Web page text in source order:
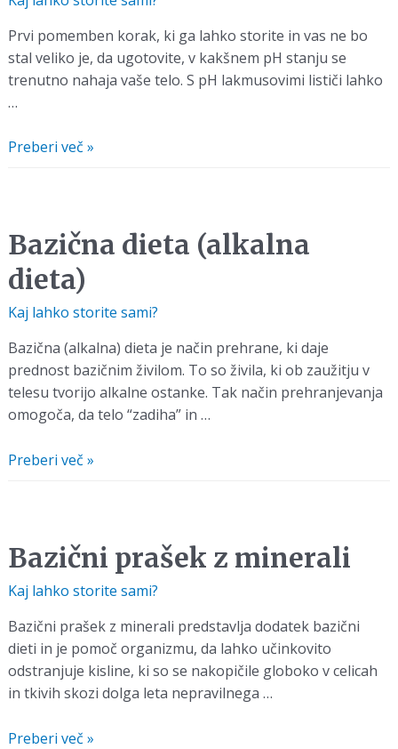
Prvi pomemben korak, ki ga lahko storite in vas ne bo
stal veliko je, da ugotovite, v kakšnem pH stanju se
trenutno nahaja vaše telo. S pH lakmusovimi lističi lahko
…
Izmerite
Preberi več »
Bazična dieta (alkalna
dieta)
Kaj lahko storite sami?
Bazična (alkalna) dieta je način prehrane, ki daje
prednost bazičnim živilom. To so živila, ki ob zaužitju v
telesu tvorijo alkalne ostanke. Tak način prehranjevanja
omogoča, da telo “zadiha” in …
Bazična
Preberi več »
Bazični prašek z minerali
Kaj lahko storite sami?
Bazični prašek z minerali predstavlja dodatek bazični
dieti in je pomoč organizmu, da lahko učinkovito
odstranjuje kisline, ki so se nakopičile globoko v celicah
in tkivih skozi dolga leta nepravilnega …
Bazični
Preberi več »